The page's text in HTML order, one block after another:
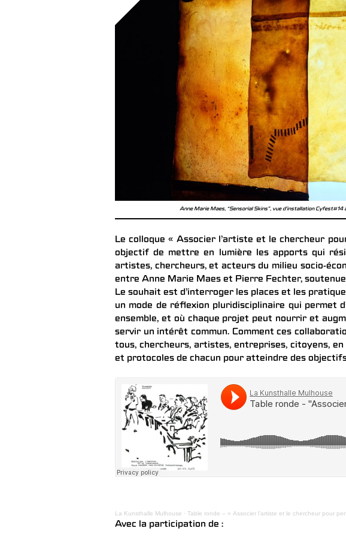
Anne Marie Maes, “Sensorial Skins”, vue d’installation
Le colloque « Associer l’artiste et le chercheur
objectif de mettre en lumière les apports qui
artistes, chercheurs, et acteurs du milieu socio-
entre Anne Marie Maes et Pierre Fechter,
Le souhait est d’interroger les places et les
un mode de réflexion pluridisciplinaire qui permet
ensemble, et où chaque projet peut nourrir et
servir un intérêt commun. Comment ces
tous, chercheurs, artistes, entreprises, citoyens,
et protocoles de chacun pour atteindre des
La Kunsthalle Mulhouse · Table ronde – « Associer l’artiste et le chercheur pour
Avec la participation de :